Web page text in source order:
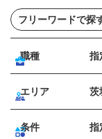
職種 指
エリア 茨
条件 指